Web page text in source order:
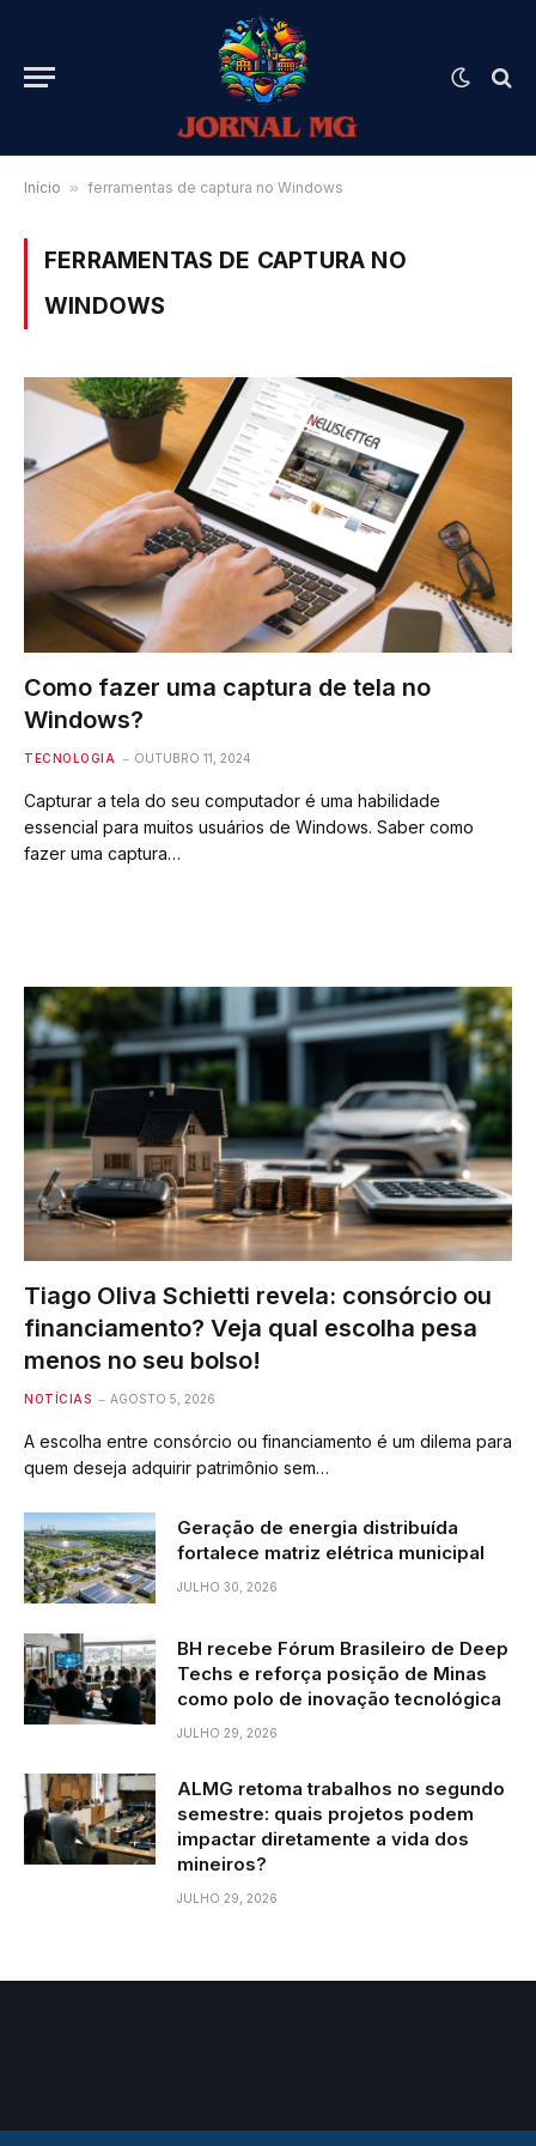
Início » ferramentas de captura no Windows
FERRAMENTAS DE CAPTURA NO
WINDOWS
Como fazer uma captura de tela no
Windows?
TECNOLOGIA OUTUBRO 11, 2024
Capturar a tela do seu computador é uma habilidade
essencial para muitos usuários de Windows. Saber como
fazer uma captura…
Tiago Oliva Schietti revela: consórcio ou
financiamento? Veja qual escolha pesa
menos no seu bolso!
NOTÍCIAS AGOSTO 5, 2026
A escolha entre consórcio ou financiamento é um dilema para
quem deseja adquirir patrimônio sem…
Geração de energia distribuída
fortalece matriz elétrica municipal
JULHO 30, 2026
BH recebe Fórum Brasileiro de Deep
Techs e reforça posição de Minas
como polo de inovação tecnológica
JULHO 29, 2026
ALMG retoma trabalhos no segundo
semestre: quais projetos podem
impactar diretamente a vida dos
mineiros?
JULHO 29, 2026